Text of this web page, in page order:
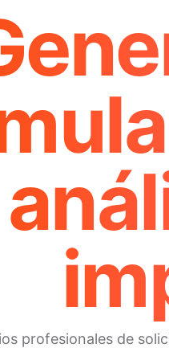
profesionales de